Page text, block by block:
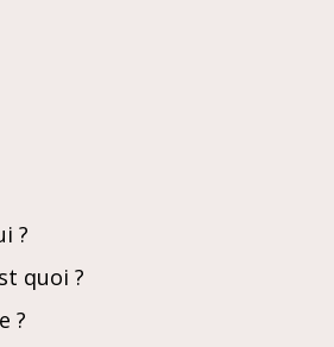
?
quoi ?
?